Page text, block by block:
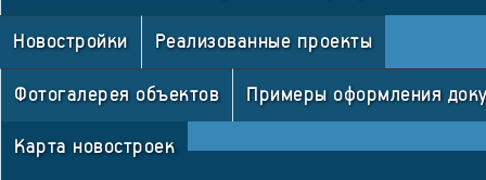
Новостройки Реализованные проекты
Фотогалерея объектов Примеры оформления
Карта новостроек